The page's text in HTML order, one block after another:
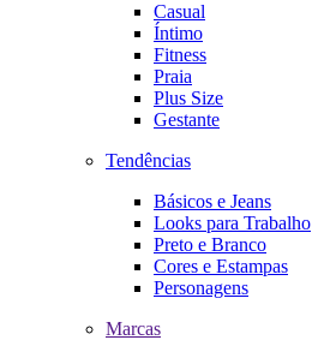
Casual
Íntimo
Fitness
Praia
Plus Size
Gestante
Tendências
Básicos e Jeans
Looks para Trabalho
Preto e Branco
Cores e Estampas
Personagens
Marcas